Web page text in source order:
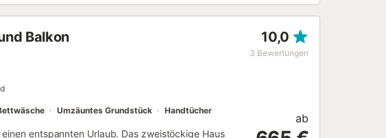
Balkon 10,0
3 Bewertungen
Umzäuntes Grundstück Handtücher
entspannten Urlaub. Das zweistöckige Haus
ab